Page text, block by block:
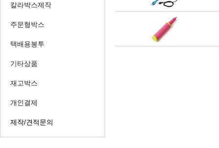
칼라박스제작
주문형박스
택배용봉투
기타상품
재고박스
개인결제
제작/견적문의